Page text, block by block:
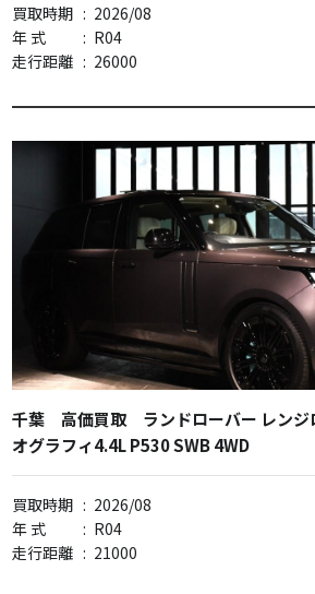
買取時期 : 2026/08
年 式
: R04
走行距離 : 26000
千葉 高価買取 ランドローバー レンジ
オグラフィ4.4L P530 SWB 4WD
買取時期 : 2026/08
年 式
: R04
走行距離 : 21000